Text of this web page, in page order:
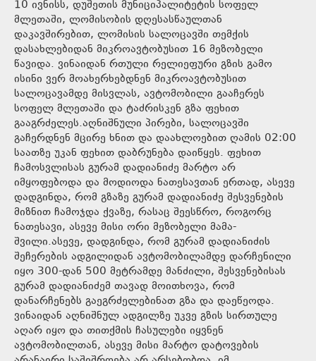
10 ივნისს, დუშეთის მუნიციპალიტეტის სოფელ
მლეთაში, ლომისობის დღესასწაულთან
დაკავშირებით, ლომისის სალოცავში თემქის
დასახლებიდან მიკროავტობუსით 16 მეზობელი
წავიდა. ვინაიდან რთული რელიეფური გზის გამო
ისინი ვერ მოახერხებდნენ მიკროავტობუსით
სალოცავამდე მისვლას, ავტომობილი გააჩერეს
სოფელ მლეთაში და ტაძრისკენ გზა ფეხით
გააგრძელეს.აღნიშნული პირები, სალოცავში
გაჩერდნენ მცირე ხნით და დაახლოებით ღამის 02:00
საათზე უკან ფეხით დაბრუნება დაიწყეს. ფეხით
ჩამოსვლისას გურამ დადიანიძე მარტო არ
იმყოფებოდა და მოდიოდა ნათესავთან ერთად, ასევე
დადგინდა, რომ გზაზე გურამ დადიანიძე შესვენების
მიზნით ჩამოჯდა ქვაზე, რასაც შეესწრო, როგორც
ნათესავი, ასევე მისი ორი მეზობელი მამა-
შვილი.ასევე, დადგინდა, რომ გურამ დადიანიძის
შეჩერების ადგილიდან ავტომობილამდე დარჩენილი
იყო 300-დან 500 მეტრამდე მანძილი, შესვენებისას
გურამ დადიანიძემ თავად მოითხოვა, რომ
დანარჩენებს გაეგრძელებინათ გზა და დაეწეოდა.
ვინაიდან აღნიშნულ ადგილზე უკვე გზის სირთულე
აღარ იყო და თითქმის ჩასულები იყვნენ
ავტომობილთან, ასევე მისი მარტო დატოვების